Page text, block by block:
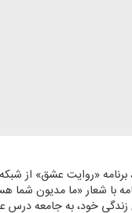
«روایت عشق» از
با شعار «ما مدیون شما
خود، به جامعه درس